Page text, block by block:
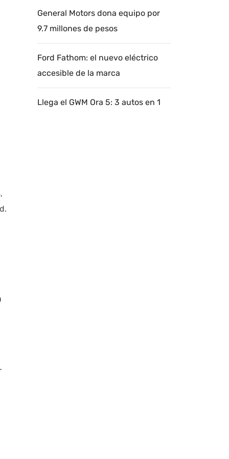
General Motors dona equipo por
9.7 millones de pesos
Ford Fathom: el nuevo eléctrico
accesible de la marca
Llega el GWM Ora 5: 3 autos en 1